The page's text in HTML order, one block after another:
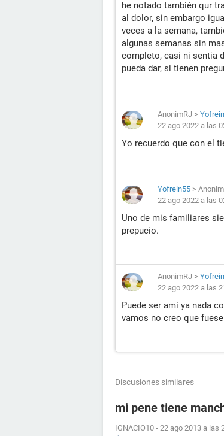
he notado también qur
al dolor, sin embargo
veces a la semana,
algunas semanas sin
completo, casi ni sentia
pueda dar, si tienen
AnonimRJ >
22 ago 2022 a las
Yo recuerdo que con el
Yofrein55 >
22 ago 2022 a las
Uno de mis familiares
prepucio.
AnonimRJ >
22 ago 2022 a las
Puede ser ami ya nada
vamos no creo que
Discusiones similares
mi pene tiene
IGNACIO10 - 22 ago 2013 a las